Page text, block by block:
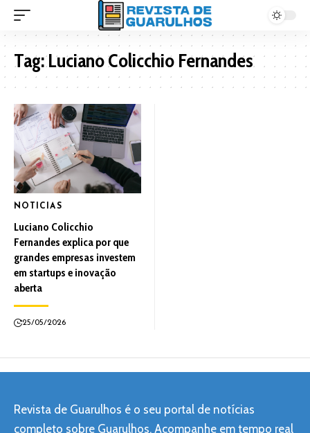
Tag:Luciano Colicchio Fernandes
NOTICIAS
Luciano Colicchio
Fernandes explica por que
grandes empresas investem
em startups e inovação
aberta
25/05/2026
Revista de Guarulhos é o seu portal de notícias
completo sobre Guarulhos. Acompanhe em tempo real